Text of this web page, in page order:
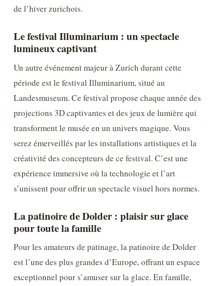
de l’hiver zurichois.
Le festival Illuminarium : un spectacle
lumineux captivant
Un autre événement majeur à Zurich durant cette
période est le festival Illuminarium, situé au
Landesmuseum. Ce festival propose chaque année des
projections 3D captivantes et des jeux de lumière qui
transforment le musée en un univers magique. Vous
serez émerveillés par les installations artistiques et la
créativité des concepteurs de ce festival. C’est une
expérience immersive où la technologie et l’art
s’unissent pour offrir un spectacle visuel hors normes.
La patinoire de Dolder : plaisir sur glace
pour toute la famille
Pour les amateurs de patinage, la patinoire de Dolder
est l’une des plus grandes d’Europe, offrant un espace
exceptionnel pour s’amuser sur la glace. En famille,